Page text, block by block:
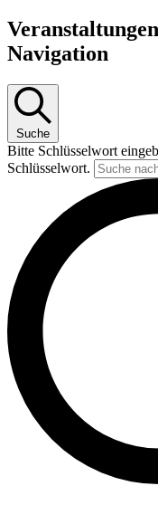
Veranstaltungen
Navigation
Suche
Bitte Schlüsselwort
Schlüsselwort.